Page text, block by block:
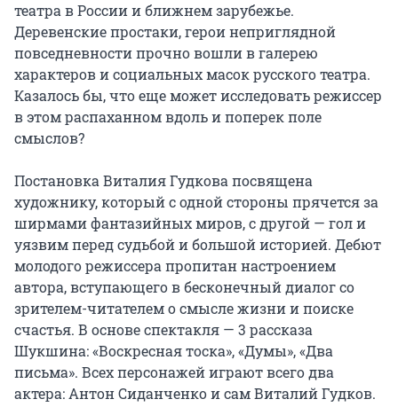
театра в России и ближнем зарубежье.
Деревенские простаки, герои неприглядной
повседневности прочно вошли в галерею
характеров и социальных масок русского театра.
Казалось бы, что еще может исследовать режиссер
в этом распаханном вдоль и поперек поле
смыслов?
Постановка Виталия Гудкова посвящена
художнику, который с одной стороны прячется за
ширмами фантазийных миров, с другой — гол и
уязвим перед судьбой и большой историей. Дебют
молодого режиссера пропитан настроением
автора, вступающего в бесконечный диалог со
зрителем-читателем о смысле жизни и поиске
счастья. В основе спектакля — 3 рассказа
Шукшина: «Воскресная тоска», «Думы», «Два
письма». Всех персонажей играют всего два
актера: Антон Сиданченко и сам Виталий Гудков.